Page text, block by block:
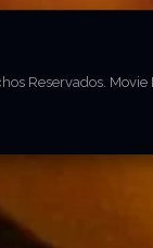
Reservados. Movie